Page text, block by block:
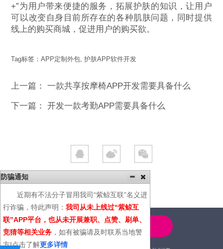
+”为用户带来便捷的服务，拓展护肤的知识，让用户
可以改变自身目前所存在的各种肌肤问题，同时提供
线上的购买商城，促进用户的购买欲。
Tag标签：APP定制外包 ,护肤APP软件开发
上一篇：一款共享按摩椅APP开发需要具备什么
下一篇：开发一款考勤APP需要具备什么
4000-600-366
防骗通知
近期有不法分子冒用我司“紫鲸互联”名义进
行诈骗，特此声明： 我司从未上线过“紫鲸互
联”APP平台，也从未开展兼职、点赞、刷单、
竞猜等相关业务 ，如有被骗请及时联系当地警
方!点击了解更多详情